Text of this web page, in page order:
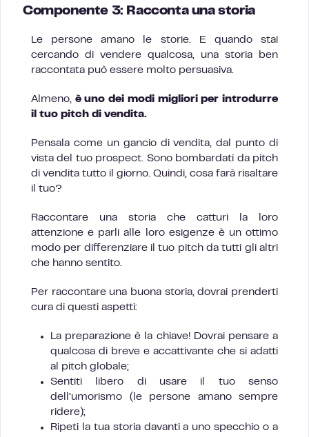
Componente 3: Racconta una storia
Le persone amano le storie. E quando stai
cercando di vendere qualcosa, una storia ben
raccontata può essere molto persuasiva.
Almeno, è uno dei modi migliori per introdurre
il tuo pitch di vendita.
Pensala come un gancio di vendita, dal punto di
vista del tuo prospect. Sono bombardati da pitch
di vendita tutto il giorno. Quindi, cosa farà risaltare
il tuo?
Raccontare una storia che catturi la loro
attenzione e parli alle loro esigenze è un ottimo
modo per differenziare il tuo pitch da tutti gli altri
che hanno sentito.
Per raccontare una buona storia, dovrai prenderti
cura di questi aspetti:
La preparazione è la chiave! Dovrai pensare a
qualcosa di breve e accattivante che si adatti
al pitch globale;
Sentiti libero di usare il tuo senso
dell’umorismo (le persone amano sempre
ridere);
Ripeti la tua storia davanti a uno specchio o a